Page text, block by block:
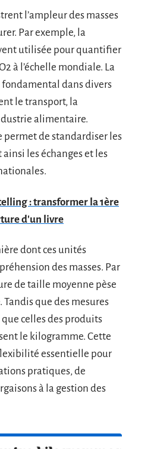
l’ampleur des masses
Par exemple, la
utilisée pour quantifier
à l’échelle mondiale. La
dans divers
le transport, la
alimentaire.
permet de standardiser les
les échanges et les
: transformer la 1ère
d'un livre
dont ces unités
des masses. Par
de taille moyenne pèse
que des mesures
celles des produits
le kilogramme. Cette
essentielle pour
pratiques, de
à la gestion des